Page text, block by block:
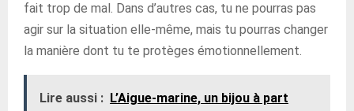
fait trop de mal. Dans d’autres cas, tu ne pourras pas
agir sur la situation elle-même, mais tu pourras changer
la manière dont tu te protèges émotionnellement.
Lire aussi : L’Aigue-marine, un bijou à part